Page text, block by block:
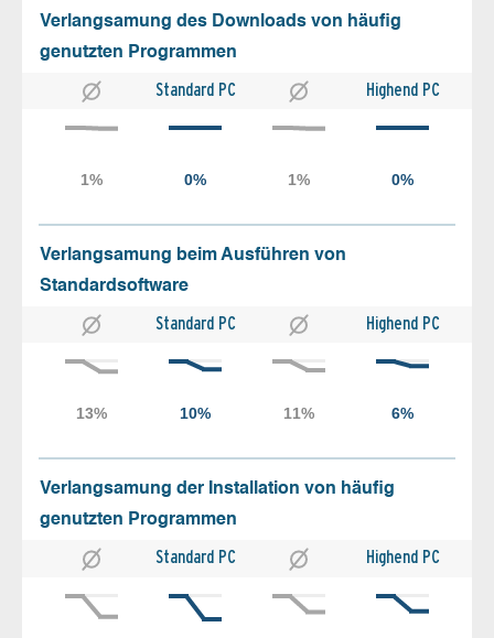
Verlangsamung des Downloads von häufig
genutzten Programmen
Standard PC Highend PC
Verlangsamung beim Ausführen von
Standardsoftware
Standard PC Highend PC
Verlangsamung der Installation von häufig
genutzten Programmen
Standard PC Highend PC